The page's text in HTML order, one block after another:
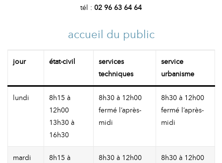
tél : 02 96 63 64 64
accueil du public
jour état-civil
services
techniques
service
urbanisme
lundi
8h15 à
12h00
13h30 à
16h30
8h30 à 12h00
fermé l’après-
midi
8h30 à 12h00
fermé l’après-
midi
mardi
8h15 à
8h30 à 12h00
8h30 à 12h00